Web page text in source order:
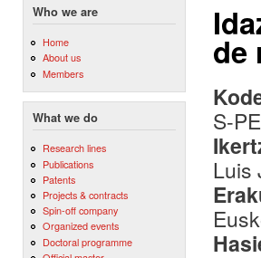
Who we are
Home
About us
Members
What we do
Research lines
Publications
Patents
Projects & contracts
Spin-off company
Organized events
Doctoral programme
de
S-
Luis